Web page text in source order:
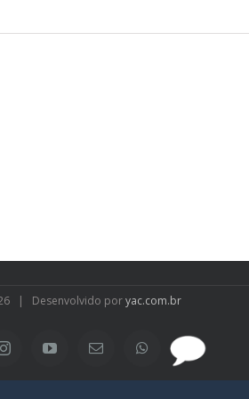
| Desenvolvido poryac.com.br
InstagramYouTubeEmail WhatsApp
SAC